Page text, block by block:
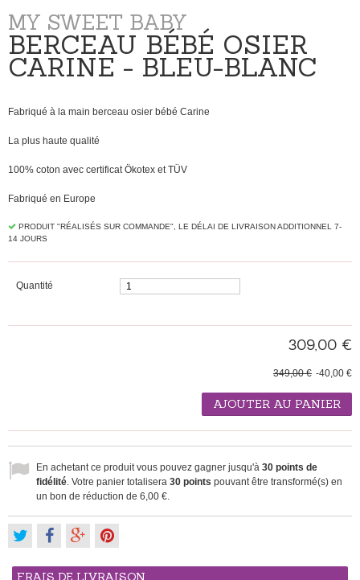
MY SWEET BABY
BERCEAU BÉBÉ OSIER
CARINE - BLEU-BLANC
Fabriqué à la main berceau osier bébé Carine
La plus haute qualité
100% coton avec certificat Ökotex et TÜV
Fabriqué en Europe
PRODUIT "RÉALISÉS SUR ​​COMMANDE", LE DÉLAI DE LIVRAISON ADDITIONNEL 7-
14 JOURS
Quantité
309,00 €
-40,00 €
349,00 €
AJOUTER AU PANIER
En achetant ce produit vous pouvez gagner jusqu'à 30 points de
fidélité . Votre panier totalisera 30 points pouvant être transformé(s) en
un bon de réduction de 6,00 €
FRAIS DE LIVRAISON